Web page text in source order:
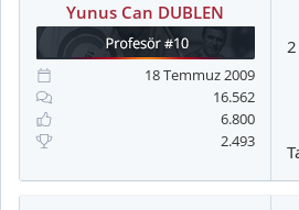
Yunus Can DUBLEN
18 Temmuz 2009
16.562
6.800
2.493